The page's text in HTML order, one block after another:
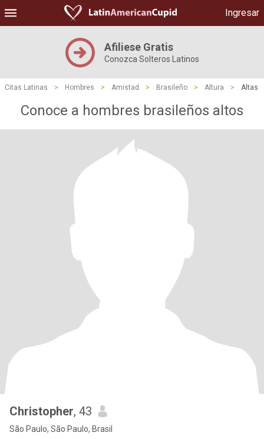
Ingresar
Afiliese Gratis
Conozca Solteros Latinos
Citas Latinas > Hombres > Amistad > Brasileño > Altura > Altas
Conoce a hombres brasileños altos
Christopher, 43
São Paulo, São Paulo, Brasil